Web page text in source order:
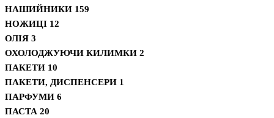
НАШИЙНИКИ 159
НОЖИЦІ 12
ОЛІЯ 3
ОХОЛОДЖУЮЧИ КИЛИМКИ 2
ПАКЕТИ 10
ПАКЕТИ, ДИСПЕНСЕРИ 1
ПАРФУМИ 6
ПАСТА 20